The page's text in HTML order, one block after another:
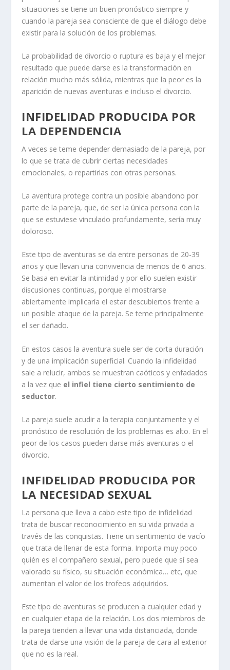
situaciones se tiene un buen pronóstico siempre y
cuando la pareja sea consciente de que el diálogo debe
existir para la solución de los problemas.
La probabilidad de divorcio o ruptura es baja y el mejor
resultado que puede darse es la transformación en
relación mucho más sólida, mientras que la peor es la
aparición de nuevas aventuras e incluso el divorcio.
INFIDELIDAD PRODUCIDA POR
LA DEPENDENCIA
A veces se teme depender demasiado de la pareja, por
lo que se trata de cubrir ciertas necesidades
emocionales, o repartirlas con otras personas.
La aventura protege contra un posible abandono por
parte de la pareja, que, de ser la única persona con la
que se estuviese vinculado profundamente, sería muy
doloroso.
Este tipo de aventuras se da entre personas de 20-39
años y que llevan una convivencia de menos de 6 años.
Se basa en evitar la intimidad y por ello suelen existir
discusiones continuas, porque el mostrarse
abiertamente implicaría el estar descubiertos frente a
un posible ataque de la pareja. Se teme principalmente
el ser dañado.
En estos casos la aventura suele ser de corta duración
y de una implicación superficial. Cuando la infidelidad
sale a relucir, ambos se muestran caóticos y enfadados
a la vez que el infiel tiene cierto sentimiento de
seductor.
La pareja suele acudir a la terapia conjuntamente y el
pronóstico de resolución de los problemas es alto. En el
peor de los casos pueden darse más aventuras o el
divorcio.
INFIDELIDAD PRODUCIDA POR
LA NECESIDAD SEXUAL
La persona que lleva a cabo este tipo de infidelidad
trata de buscar reconocimiento en su vida privada a
través de las conquistas. Tiene un sentimiento de vacío
que trata de llenar de esta forma. Importa muy poco
quién es el compañero sexual, pero puede que sí sea
valorado su físico, su situación económica… etc, que
aumentan el valor de los trofeos adquiridos.
Este tipo de aventuras se producen a cualquier edad y
en cualquier etapa de la relación. Los dos miembros de
la pareja tienden a llevar una vida distanciada, donde
trata de darse una visión de la pareja de cara al exterior
que no es la real.